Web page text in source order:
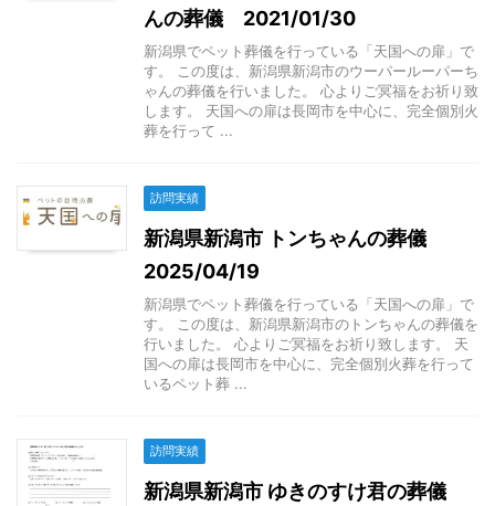
んの葬儀 2021/01/30
新潟県でペット葬儀を行っている「天国への扉」で
す。 この度は、新潟県新潟市のウーパールーパーち
ゃんの葬儀を行いました。 心よりご冥福をお祈り致
します。 天国への扉は長岡市を中心に、完全個別火
葬を行って ...
訪問実績
新潟県新潟市 トンちゃんの葬儀
2025/04/19
新潟県でペット葬儀を行っている「天国への扉」で
す。 この度は、新潟県新潟市のトンちゃんの葬儀を
行いました。 心よりご冥福をお祈り致します。 天
国への扉は長岡市を中心に、完全個別火葬を行って
いるペット葬 ...
訪問実績
新潟県新潟市 ゆきのすけ君の葬儀